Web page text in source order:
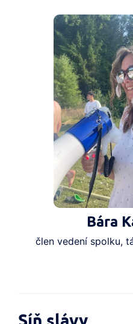
Bára
člen vedení spolku,